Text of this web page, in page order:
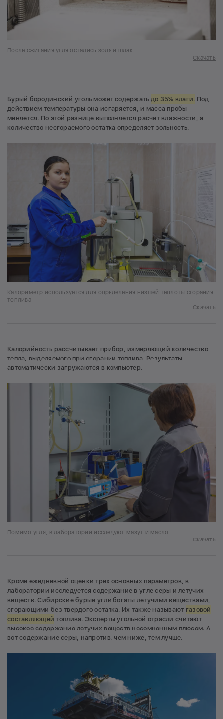
После сжигания угля остались зола и шлак
Скачать
Бурый бородинский уголь может содержать до 35% влаги. Под
действием температуры она испаряется, и масса пробы
меняется. По этой разнице выполняется расчет влажности, а
количество несгораемого остатка определяет зольность.
Калориметр используется для определения низшей теплоты сгорания
топлива
Скачать
Калорийность рассчитывает прибор, измеряющий количество
тепла, выделяемого при сгорании топлива. Результаты
автоматически загружаются в компьютер.
Помимо угля, в лаборатории исследуют мазут и масло
Скачать
Кроме ежедневной оценки трех основных параметров, в
лаборатории исследуется содержание в угле серы и летучих
веществ. Сибирские бурые угли богаты летучими веществами,
сгорающими без твердого остатка. Их также называют газовой
составляющей топлива. Эксперты угольной отрасли считают
высокое содержание летучих веществ несомненным плюсом. А
вот содержание серы, напротив, чем ниже, тем лучше.